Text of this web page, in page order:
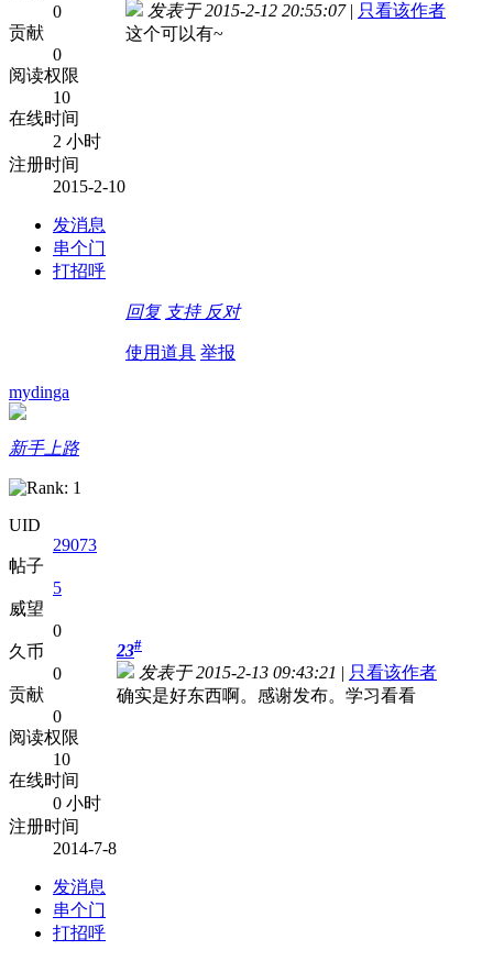
0
贡献
0
阅读权限
10
在线时间
2 小时
注册时间
2015-2-10
发消息
串个门
打招呼
发表于 2015-2-12 20:55:07 | 只看该作者
这个可以有~
回复 支持 反对
使用道具 举报
mydinga
新手上路
UID
29073
帖子
5
威望
0
久币
0
贡献
0
阅读权限
10
在线时间
0 小时
注册时间
2014-7-8
发消息
串个门
打招呼
23#
发表于 2015-2-13 09:43:21 | 只看该作者
确实是好东西啊。感谢发布。学习看看